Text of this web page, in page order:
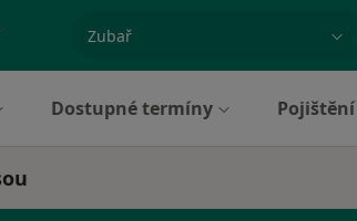
specializace, nemoc nebo
Dostupné termíny Pojištění